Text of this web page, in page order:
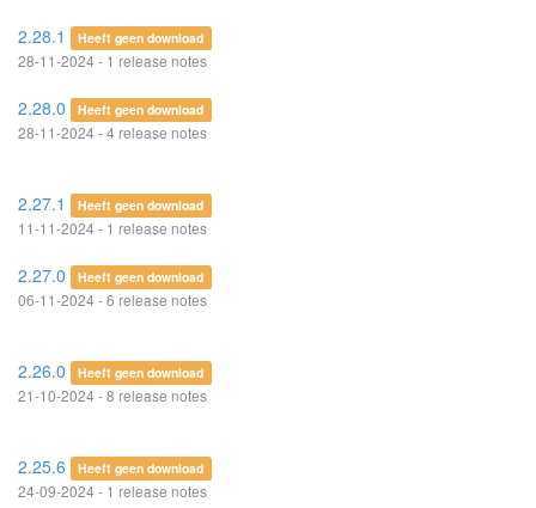
2.28.1 Heeft geen download
28-11-2024 - 1 release notes
2.28.0 Heeft geen download
28-11-2024 - 4 release notes
2.27.1 Heeft geen download
11-11-2024 - 1 release notes
2.27.0 Heeft geen download
06-11-2024 - 6 release notes
2.26.0 Heeft geen download
21-10-2024 - 8 release notes
2.25.6 Heeft geen download
24-09-2024 - 1 release notes